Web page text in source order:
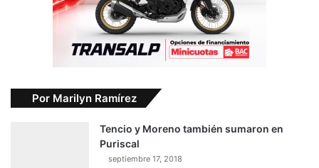
Por Marilyn Ramírez
Tencio y Moreno también sumaron en
Puriscal
septiembre 17, 2018